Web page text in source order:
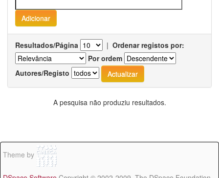
Resultados/Página | Ordenar registos por:
Por ordem
Autores/Registo
A pesquisa não produziu resultados.
Theme by